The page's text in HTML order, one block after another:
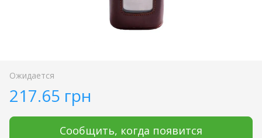
Ожидается
217.65 грн
Сообщить, когда появится